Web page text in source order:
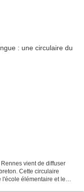
vient de diffuser
Cette circulaire
élémentaire et le